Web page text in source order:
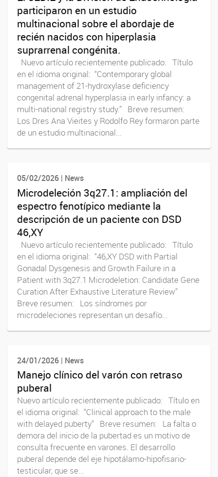
participaron en un estudio
multinacional sobre el abordaje de
recién nacidos con hiperplasia
suprarrenal congénita.
Nuevo artículo recientemente publicado: Título
en el idioma original: “Contemporary global
management of 21-hydroxylase deficiency
congenital adrenal hyperplasia in early infancy: a
multi-national registry study.” Breve resumen:
Los Dres Ana Vieites y Rodolfo Rey formaron parte
de un estudio multinacional...
05/02/2026 | News
Microdeleción 3q27.1: ampliación del
espectro fenotípico mediante la
descripción de un paciente con DSD
46,XY
Nuevo artículo recientemente publicado: Título
en el idioma original: “46,XY DSD with Partial
Gonadal Dysgenesis and Growth Failure in a
Patient with 3q27.1 Microdeletion: Candidate Gene
Curation After Exhaustive Literature Review”
Breve resumen: Los síndromes por
microdeleciones representan un desafío...
24/01/2026 | News
Manejo clínico del varón con retraso
puberal
Nuevo artículo recientemente publicado: Título en
el idioma original: “Clinical approach to the male
with delayed puberty” Breve resumen: La falta o
demora del inicio de la pubertad es un motivo de
consulta frecuente en varones. El desarrollo
puberal depende del eje hipotálamo-hipofisario-
testicular, que se...